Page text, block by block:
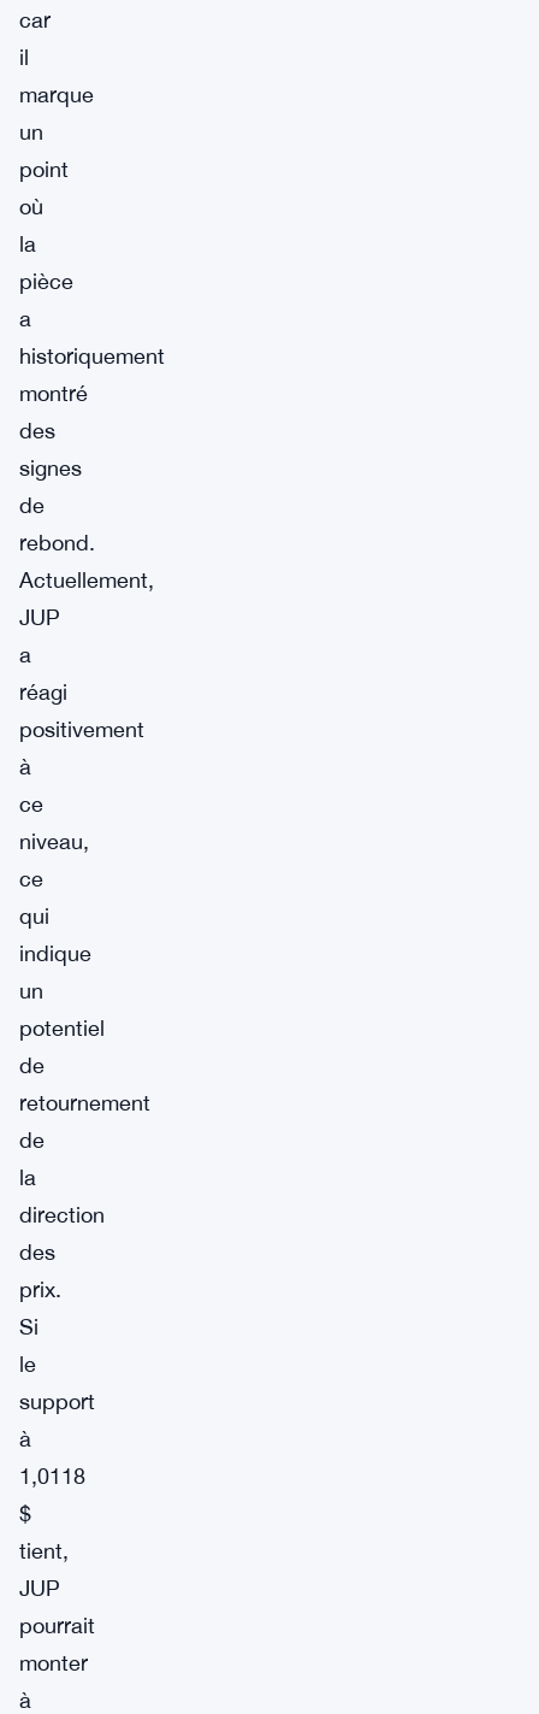
car
il
marque
un
point
où
la
pièce
a
historiquement
montré
des
signes
de
rebond.
Actuellement,
JUP
a
réagi
positivement
à
ce
niveau,
ce
qui
indique
un
potentiel
de
retournement
de
la
direction
des
prix.
Si
le
support
à
1,0118
$
tient,
JUP
pourrait
monter
à